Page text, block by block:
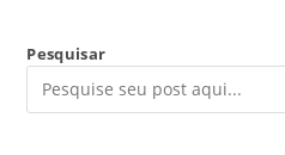
Pesquisar